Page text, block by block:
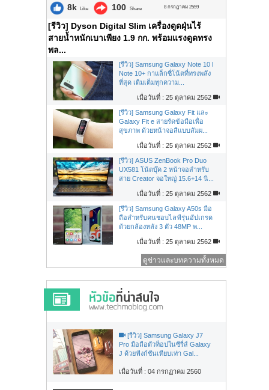
8k Like 100 Share 8 กรกฎาคม 2559
[รีวิว] Dyson Digital Slim เครื่องดูดฝุ่นไร้
สายน้ำหนักเบาเพียง 1.9 กก. พร้อมแรงดูดทรง
พล...
[รีวิว] Samsung Galaxy Note 10 l
Note 10+ กาแล็กซี่โน้ตที่ทรงพลัง
ที่สุด เติมเต็มทุกความ...
เมื่อวันที่ : 25 ตุลาคม 2562
[รีวิว] Samsung Galaxy Fit และ
Galaxy Fit e สายรัดข้อมือเพื่อ
สุขภาพ ด้วยหน้าจอสีแบบสัมผ...
เมื่อวันที่ : 25 ตุลาคม 2562
[รีวิว] ASUS ZenBook Pro Duo
UX581 โน้ตบุ๊ค 2 หน้าจอสำหรับ
สาย Creator จอใหญ่ 15.6+14 นิ...
เมื่อวันที่ : 25 ตุลาคม 2562
[รีวิว] Samsung Galaxy A50s มือ
ถือสำหรับคนชอบไลฟ์รุ่นอัปเกรด
ด้วยกล้องหลัง 3 ตัว 48MP พ...
เมื่อวันที่ : 25 ตุลาคม 2562
ดูข่าวและบทความทั้งหมด
[รีวิว] Samsung Galaxy J7
Pro มือถือตัวท็อปในซีรี่ส์ Galaxy
J ด้วยฟังก์ชันเทียบเท่า Gal...
เมื่อวันที่ : 04 กรกฏาคม 2560